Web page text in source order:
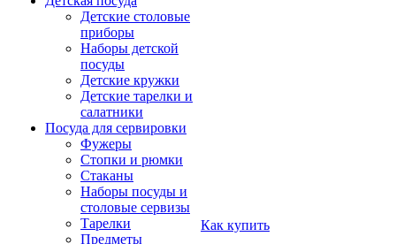
Детские столовые
приборы
Наборы детской
посуды
Детские кружки
Детские тарелки и
салатники
Посуда для сервировки
Фужеры
Стопки и рюмки
Стаканы
Наборы посуды и
столовые сервизы
Тарелки
Предметы
Как купить